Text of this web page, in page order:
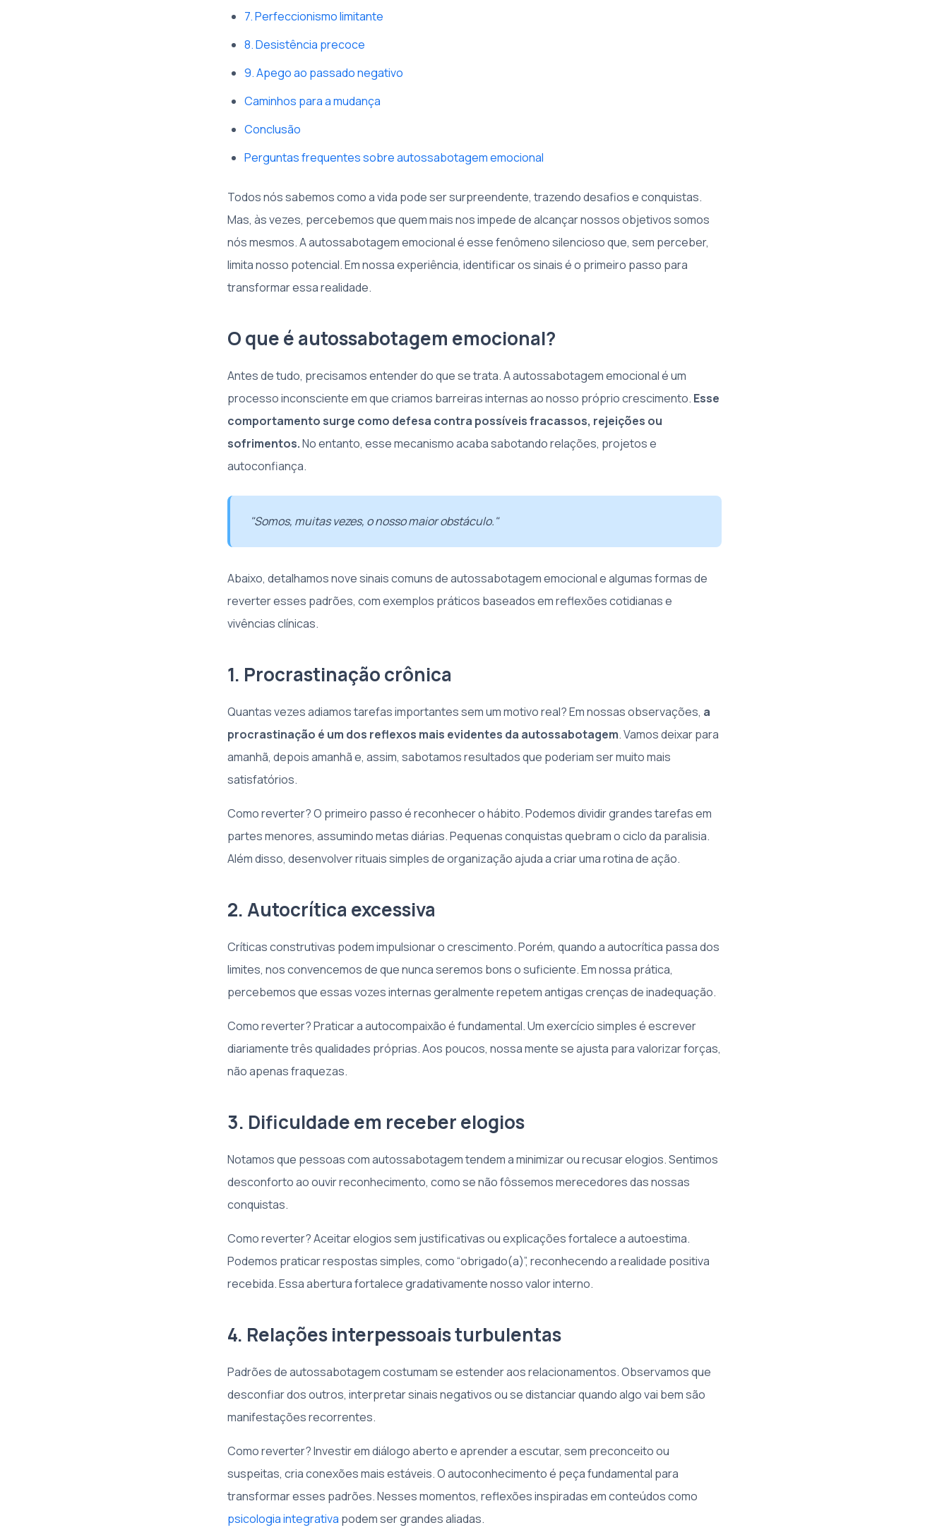
7. Perfeccionismo limitante
8. Desistência precoce
9. Apego ao passado negativo
Caminhos para a mudança
Conclusão
Perguntas frequentes sobre autossabotagem emocional
Todos nós sabemos como a vida pode ser surpreendente, trazendo desafios e conquistas.
Mas, às vezes, percebemos que quem mais nos impede de alcançar nossos objetivos somos
nós mesmos. A autossabotagem emocional é esse fenômeno silencioso que, sem perceber,
limita nosso potencial. Em nossa experiência, identificar os sinais é o primeiro passo para
transformar essa realidade.
O que é autossabotagem emocional?
Antes de tudo, precisamos entender do que se trata. A autossabotagem emocional é um
processo inconsciente em que criamos barreiras internas ao nosso próprio crescimento. Esse
comportamento surge como defesa contra possíveis fracassos, rejeições ou
sofrimentos.No entanto, esse mecanismo acaba sabotando relações, projetos e
autoconfiança.
"Somos, muitas vezes, o nosso maior obstáculo."
Abaixo, detalhamos nove sinais comuns de autossabotagem emocional e algumas formas de
reverter esses padrões, com exemplos práticos baseados em reflexões cotidianas e
vivências clínicas.
1. Procrastinação crônica
Quantas vezes adiamos tarefas importantes sem um motivo real? Em nossas observações, a
procrastinação é um dos reflexos mais evidentes da autossabotagem. Vamos deixar para
amanhã, depois amanhã e, assim, sabotamos resultados que poderiam ser muito mais
satisfatórios.
Como reverter? O primeiro passo é reconhecer o hábito. Podemos dividir grandes tarefas em
partes menores, assumindo metas diárias. Pequenas conquistas quebram o ciclo da paralisia.
Além disso, desenvolver rituais simples de organização ajuda a criar uma rotina de ação.
2. Autocrítica excessiva
Críticas construtivas podem impulsionar o crescimento. Porém, quando a autocrítica passa dos
limites, nos convencemos de que nunca seremos bons o suficiente. Em nossa prática,
percebemos que essas vozes internas geralmente repetem antigas crenças de inadequação.
Como reverter? Praticar a autocompaixão é fundamental. Um exercício simples é escrever
diariamente três qualidades próprias. Aos poucos, nossa mente se ajusta para valorizar forças,
não apenas fraquezas.
3. Dificuldade em receber elogios
Notamos que pessoas com autossabotagem tendem a minimizar ou recusar elogios. Sentimos
desconforto ao ouvir reconhecimento, como se não fôssemos merecedores das nossas
conquistas.
Como reverter? Aceitar elogios sem justificativas ou explicações fortalece a autoestima.
Podemos praticar respostas simples, como “obrigado(a)”, reconhecendo a realidade positiva
recebida. Essa abertura fortalece gradativamente nosso valor interno.
4. Relações interpessoais turbulentas
Padrões de autossabotagem costumam se estender aos relacionamentos. Observamos que
desconfiar dos outros, interpretar sinais negativos ou se distanciar quando algo vai bem são
manifestações recorrentes.
Como reverter? Investir em diálogo aberto e aprender a escutar, sem preconceito ou
suspeitas, cria conexões mais estáveis. O autoconhecimento é peça fundamental para
transformar esses padrões. Nesses momentos, reflexões inspiradas em conteúdos como
psicologia integrativa podem ser grandes aliadas.